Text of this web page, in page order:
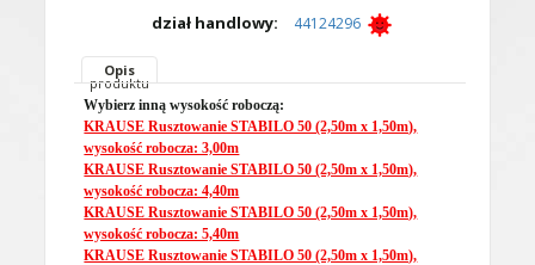
dział handlowy: 44124296
Opis
produktu
Wybierz inną wysokość roboczą:
KRAUSE Rusztowanie STABILO 50 (2,50m x 1,50m),
wysokość robocza: 3,00m
KRAUSE Rusztowanie STABILO 50 (2,50m x 1,50m),
wysokość robocza: 4,40m
KRAUSE Rusztowanie STABILO 50 (2,50m x 1,50m),
wysokość robocza: 5,40m
KRAUSE Rusztowanie STABILO 50 (2,50m x 1,50m),